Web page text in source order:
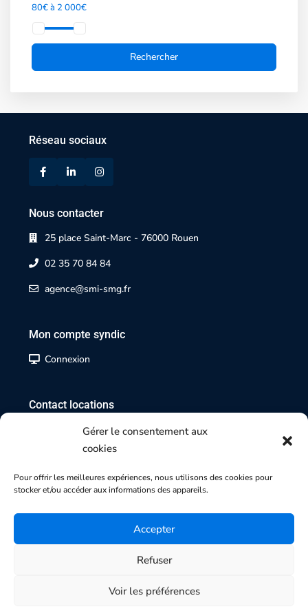
Gérer le consentement aux
cookies
Pour offrir les meilleures expériences, nous utilisons des cookies pour
stocker et/ou accéder aux informations des appareils.
Accepter
Refuser
Voir les préférences
80€ à 2 000€
Réseau sociaux
Nous contacter
25 place Saint-Marc - 76000 Rouen
02 35 70 84 84
agence@smi-smg.fr
Mon compte syndic
Connexion
Contact locations
02 35 07 17 17
Contact transactions
Mentions légales | Politique de cookies |